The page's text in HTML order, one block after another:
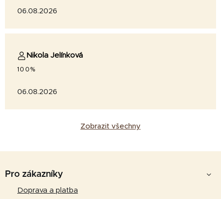
06.08.2026
Nikola Jelínková
100%
06.08.2026
Zobrazit všechny
Pro zákazníky
Doprava a platba